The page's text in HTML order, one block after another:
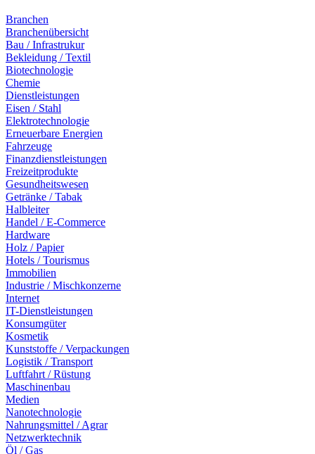
Branchen
Branchenübersicht
Bau / Infrastrukur
Bekleidung / Textil
Biotechnologie
Chemie
Dienstleistungen
Eisen / Stahl
Elektrotechnologie
Erneuerbare Energien
Fahrzeuge
Finanzdienstleistungen
Freizeitprodukte
Gesundheitswesen
Getränke / Tabak
Halbleiter
Handel / E-Commerce
Hardware
Holz / Papier
Hotels / Tourismus
Immobilien
Industrie / Mischkonzerne
Internet
IT-Dienstleistungen
Konsumgüter
Kosmetik
Kunststoffe / Verpackungen
Logistik / Transport
Luftfahrt / Rüstung
Maschinenbau
Medien
Nanotechnologie
Nahrungsmittel / Agrar
Netzwerktechnik
Öl / Gas